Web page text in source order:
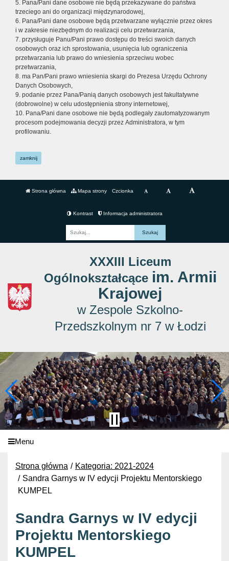
5. Pana/Pani dane osobowe nie będą przekazywane do państwa
trzeciego ani do organizacji międzynarodowej,
6. Pana/Pani dane osobowe będą przetwarzane wyłącznie przez okres
i w zakresie niezbędnym do realizacji celu przetwarzania,
7. przysługuje Panu/Pani prawo dostępu do treści swoich danych
osobowych oraz ich sprostowania, usunięcia lub ograniczenia
przetwarzania lub prawo do wniesienia sprzeciwu wobec
przetwarzania,
8. ma Pan/Pani prawo wniesienia skargi do Prezesa Urzędu Ochrony
Danych Osobowych,
9. podanie przez Pana/Panią danych osobowych jest fakultatywne
(dobrowolne) w celu udostępnienia strony internetowej,
10. Pana/Pani dane osobowe nie będą podlegały zautomatyzowanym
procesom podejmowania decyzji przez Administratora, w tym
profilowaniu.
zamknij
Strona główna Mapa strony Czcionka
Kontrast Informacja administratora
XXXIII Liceum
Ogólnokształcące im. Armii
Krajowej
w Zespole Szkolno-
Przedszkolnym nr 7 w Łodzi
Menu
Strona główna
Kategoria: 2021-2024
Sandra Garnys w IV edycji Projektu Mentorskiego
KUMPEL
Sandra Garnys w IV edycji
Projektu Mentorskiego
KUMPEL